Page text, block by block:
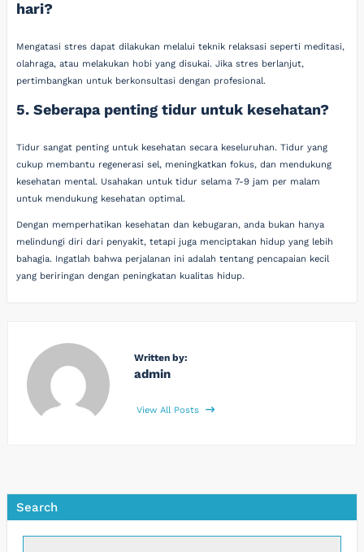
hari?
Mengatasi stres dapat dilakukan melalui teknik relaksasi seperti meditasi,
olahraga, atau melakukan hobi yang disukai. Jika stres berlanjut,
pertimbangkan untuk berkonsultasi dengan profesional.
5. Seberapa penting tidur untuk kesehatan?
Tidur sangat penting untuk kesehatan secara keseluruhan. Tidur yang
cukup membantu regenerasi sel, meningkatkan fokus, dan mendukung
kesehatan mental. Usahakan untuk tidur selama 7-9 jam per malam
untuk mendukung kesehatan optimal.
Dengan memperhatikan kesehatan dan kebugaran, anda bukan hanya
melindungi diri dari penyakit, tetapi juga menciptakan hidup yang lebih
bahagia. Ingatlah bahwa perjalanan ini adalah tentang pencapaian kecil
yang beriringan dengan peningkatan kualitas hidup.
Written by:
admin
View All Posts
Search